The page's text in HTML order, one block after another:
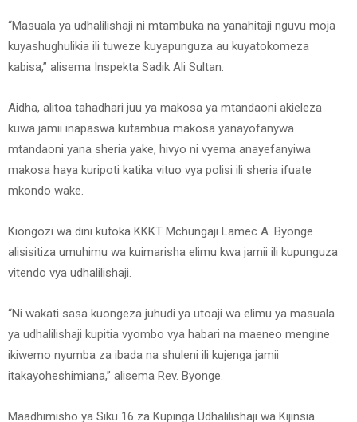
“Masuala ya udhalilishaji ni mtambuka na yanahitaji nguvu moja
kuyashughulikia ili tuweze kuyapunguza au kuyatokomeza
kabisa,” alisema Inspekta Sadik Ali Sultan.
Aidha, alitoa tahadhari juu ya makosa ya mtandaoni akieleza
kuwa jamii inapaswa kutambua makosa yanayofanywa
mtandaoni yana sheria yake, hivyo ni vyema anayefanyiwa
makosa haya kuripoti katika vituo vya polisi ili sheria ifuate
mkondo wake.
Kiongozi wa dini kutoka KKKT Mchungaji Lamec A. Byonge
alisisitiza umuhimu wa kuimarisha elimu kwa jamii ili kupunguza
vitendo vya udhalilishaji.
“Ni wakati sasa kuongeza juhudi ya utoaji wa elimu ya masuala
ya udhalilishaji kupitia vyombo vya habari na maeneo mengine
ikiwemo nyumba za ibada na shuleni ili kujenga jamii
itakayoheshimiana,” alisema Rev. Byonge.
Maadhimisho ya Siku 16 za Kupinga Udhalilishaji wa Kijinsia